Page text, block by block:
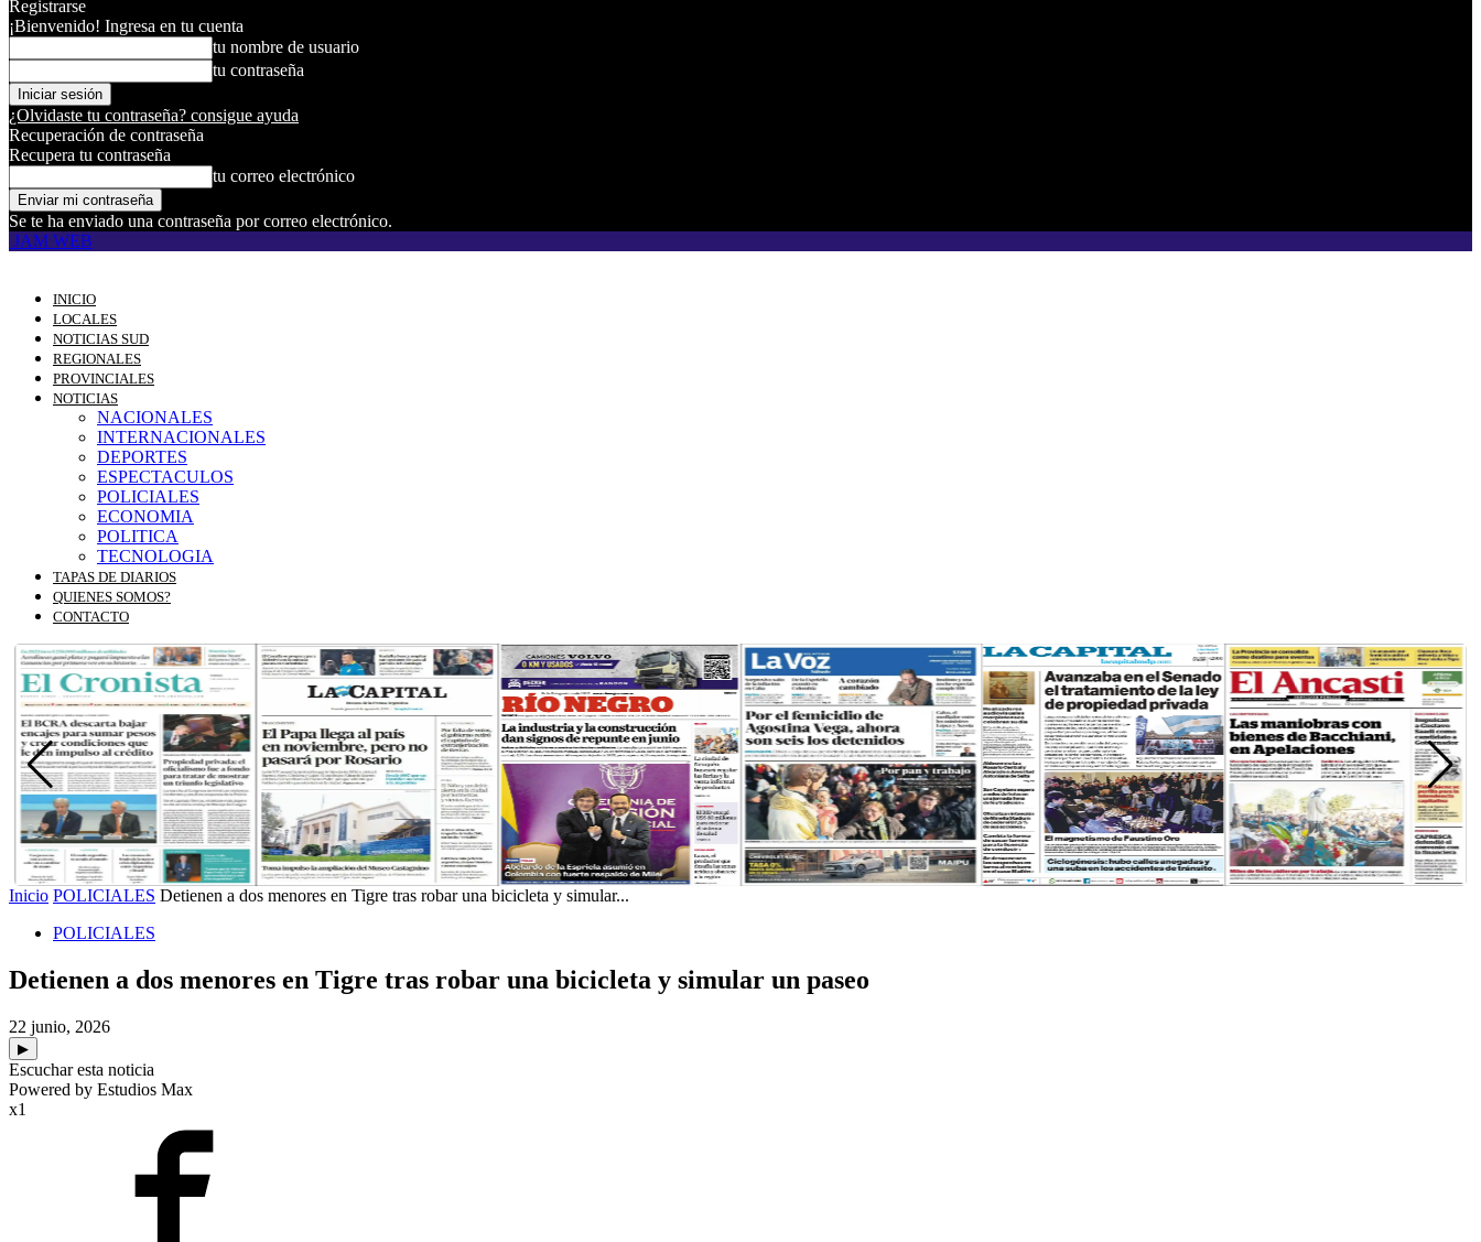
Registrarse
¡Bienvenido! Ingresa en tu cuenta
tu nombre de usuario
tu contraseña
¿Olvidaste tu contraseña? consigue ayuda
Recuperación de contraseña
Recupera tu contraseña
tu correo electrónico
Se te ha enviado una contraseña por correo electrónico.
JAM WEB
INICIO
LOCALES
NOTICIAS SUD
REGIONALES
PROVINCIALES
NOTICIAS
NACIONALES
INTERNACIONALES
DEPORTES
ESPECTACULOS
POLICIALES
ECONOMIA
POLITICA
TECNOLOGIA
TAPAS DE DIARIOS
QUIENES SOMOS?
CONTACTO
Inicio POLICIALES Detienen a dos menores en Tigre tras robar una bicicleta y simular...
POLICIALES
Detienen a dos menores en Tigre tras robar una bicicleta y simular un paseo
22 junio, 2026
▶
Escuchar esta noticia
Powered by Estudios Max
x1